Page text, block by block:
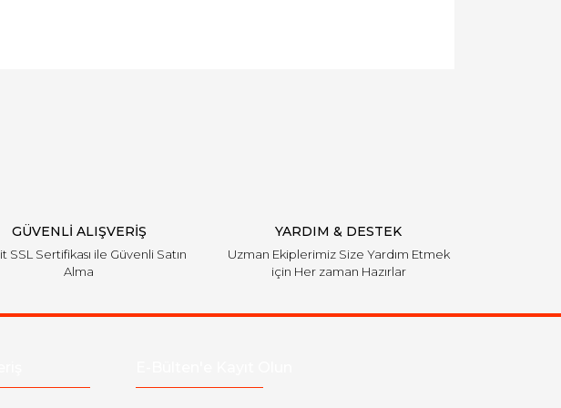
GÜVENLİ ALIŞVERİŞ
SSL Sertifikası ile Güvenli Satın
Alma
YARDIM & DESTEK
Uzman Ekiplerimiz Size Yardım Etmek
için Her zaman Hazırlar